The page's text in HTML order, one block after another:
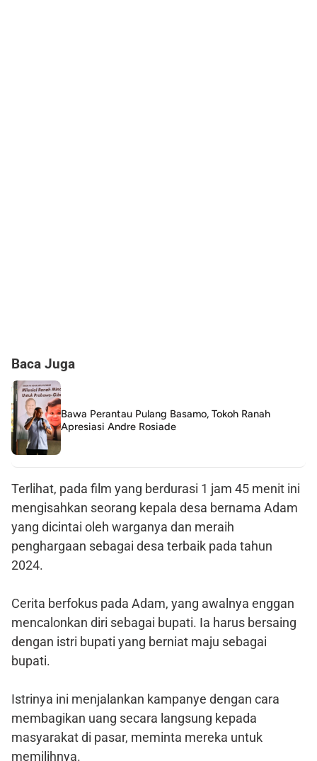
Baca Juga
Bawa Perantau Pulang Basamo, Tokoh Ranah
Apresiasi Andre Rosiade
Terlihat, pada film yang berdurasi 1 jam 45 menit ini
mengisahkan seorang kepala desa bernama Adam
yang dicintai oleh warganya dan meraih
penghargaan sebagai desa terbaik pada tahun
2024.
Cerita berfokus pada Adam, yang awalnya enggan
mencalonkan diri sebagai bupati. Ia harus bersaing
dengan istri bupati yang berniat maju sebagai
bupati.
Istrinya ini menjalankan kampanye dengan cara
membagikan uang secara langsung kepada
masyarakat di pasar, meminta mereka untuk
memilihnya.